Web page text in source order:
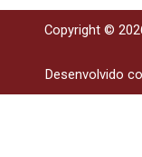
Copyright ©
Desenvolvido